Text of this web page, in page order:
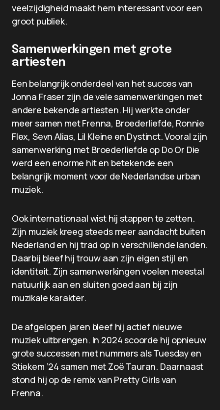
veelzijdigheid maakt hem interessant voor een
groot publiek.
Samenwerkingen met grote
artiesten
Een belangrijk onderdeel van het succes van
Jonna Fraser zijn de vele samenwerkingen met
andere bekende artiesten. Hij werkte onder
meer samen met Frenna, Broederliefde, Ronnie
Flex, Sevn Alias, Lil Kleine en Dystinct. Vooral zijn
samenwerking met Broederliefde op Do Or Die
werd een enorme hit en betekende een
belangrijk moment voor de Nederlandse urban
muziek.
Ook internationaal wist hij stappen te zetten.
Zijn muziek kreeg steeds meer aandacht buiten
Nederland en hij trad op in verschillende landen.
Daarbij bleef hij trouw aan zijn eigen stijl en
identiteit. Zijn samenwerkingen voelen meestal
natuurlijk aan en sluiten goed aan bij zijn
muzikale karakter.
De afgelopen jaren bleef hij actief nieuwe
muziek uitbrengen. In 2024 scoorde hij opnieuw
grote successen met nummers als Tuesday en
Stiekem ’24 samen met Zoë Tauran. Daarnaast
stond hij op de remix van Pretty Girls van
Frenna.